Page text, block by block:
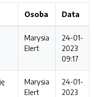
Osoba Data
Marysia
Elert
24-01-
2023
09:17
Marysia
Elert
24-01-
2023